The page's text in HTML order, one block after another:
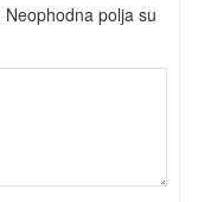
Neophodna polja su